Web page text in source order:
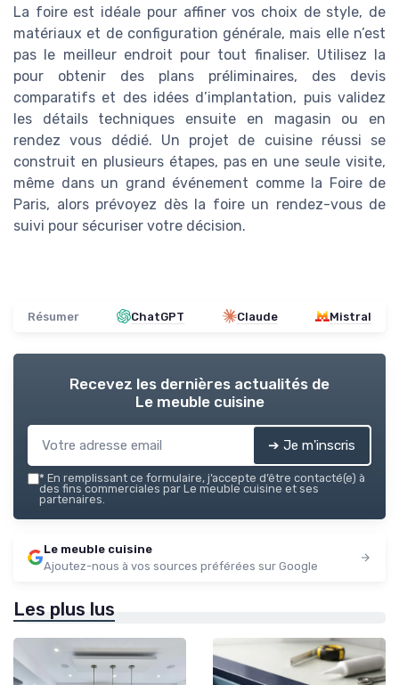
La foire est idéale pour affiner vos choix de style, de
matériaux et de configuration générale, mais elle n’est
pas le meilleur endroit pour tout finaliser. Utilisez la
pour obtenir des plans préliminaires, des devis
comparatifs et des idées d’implantation, puis validez
les détails techniques ensuite en magasin ou en
rendez vous dédié. Un projet de cuisine réussi se
construit en plusieurs étapes, pas en une seule visite,
même dans un grand événement comme la Foire de
Paris, alors prévoyez dès la foire un rendez-vous de
suivi pour sécuriser votre décision.
Résumer ChatGPT Claude Mistral
Recevez les dernières actualités de
Le meuble cuisine
➔ Je m'inscris
* En remplissant ce formulaire, j’accepte d’être contacté(e) à
des fins commerciales par Le meuble cuisine et ses
partenaires.
Le meuble cuisine
Ajoutez-nous à vos sources préférées sur Google
Les plus lus